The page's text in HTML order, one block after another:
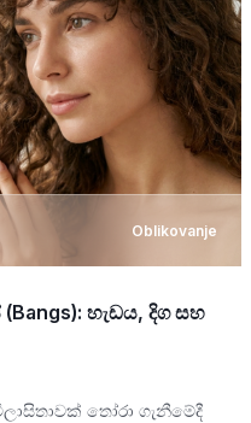
Oblikovanje
හැඩය, දිග සහ
තෝරා ගැනීමේදී